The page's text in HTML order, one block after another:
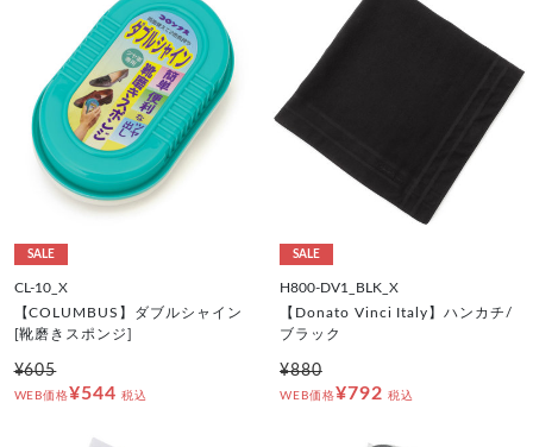
SALE
CL-10_X
【COLUMBUS】ダブルシャイン
[靴磨きスポンジ]
¥605
WEB価格¥544 税込
SALE
H800-DV1_BLK_X
【Donato Vinci Italy】ハンカチ/
ブラック
¥880
WEB価格¥792 税込